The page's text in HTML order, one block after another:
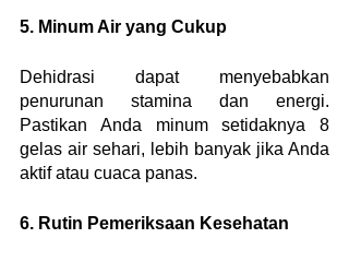
5. Minum Air yang Cukup
Dehidrasi dapat menyebabkan
penurunan stamina dan energi.
Pastikan Anda minum setidaknya 8
gelas air sehari, lebih banyak jika Anda
aktif atau cuaca panas.
6. Rutin Pemeriksaan Kesehatan